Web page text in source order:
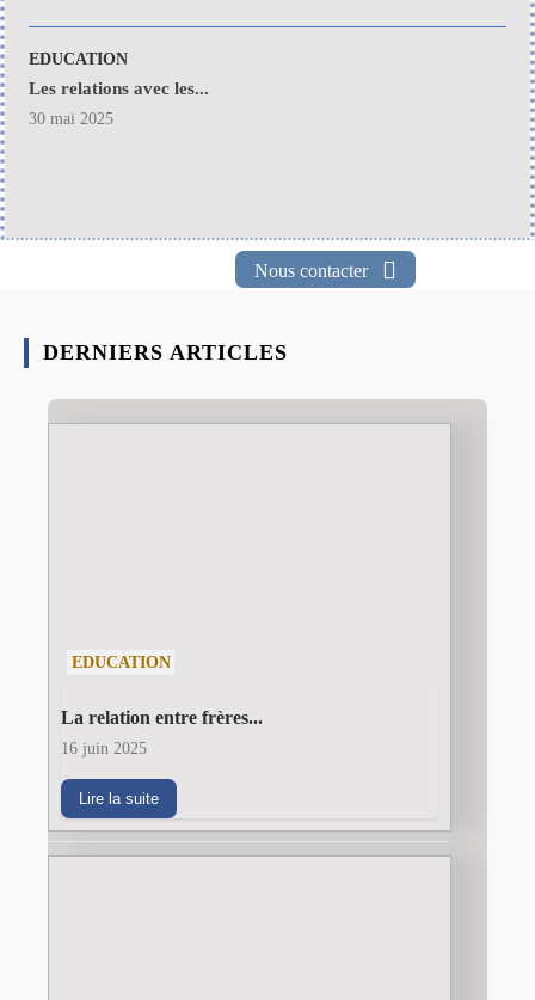
EDUCATION
Les relations avec les...
30 mai 2025
Nous contacter
DERNIERS ARTICLES
EDUCATION
La relation entre frères...
16 juin 2025
Lire la suite